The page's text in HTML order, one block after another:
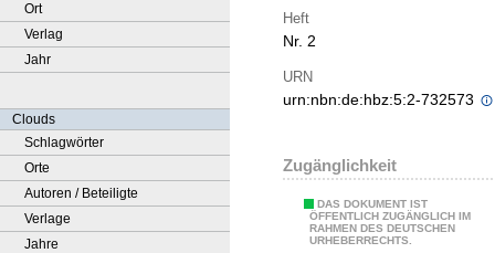
Ort
Verlag
Jahr
Clouds
Schlagwörter
Orte
Autoren / Beteiligte
Verlage
Jahre
Heft
Nr. 2
URN
urn:nbn:de:hbz:5:2-732573
Zugänglichkeit
DAS DOKUMENT IST
ÖFFENTLICH ZUGÄNGLICH IM
RAHMEN DES DEUTSCHEN
URHEBERRECHTS.